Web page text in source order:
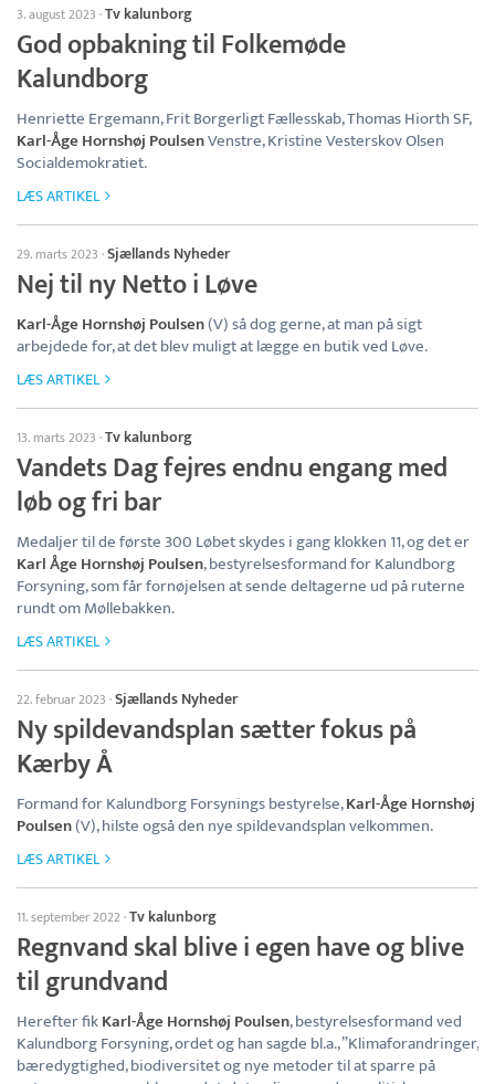
3. august 2023 ·Tv kalunborg
God opbakning til Folkemøde
Kalundborg
Henriette Ergemann, Frit Borgerligt Fællesskab, Thomas Hiorth SF,
Karl-Åge Hornshøj PoulsenVenstre, Kristine Vesterskov Olsen
Socialdemokratiet.
LÆS ARTIKEL
29. marts 2023 ·Sjællands Nyheder
Nej til ny Netto i Løve
Karl-Åge Hornshøj Poulsen(V) så dog gerne, at man på sigt
arbejdede for, at det blev muligt at lægge en butik ved Løve.
LÆS ARTIKEL
13. marts 2023 ·Tv kalunborg
Vandets Dag fejres endnu engang med
løb og fri bar
Medaljer til de første 300 Løbet skydes i gang klokken 11, og det er
Karl Åge Hornshøj Poulsen, bestyrelsesformand for Kalundborg
Forsyning, som får fornøjelsen at sende deltagerne ud på ruterne
rundt om Møllebakken.
LÆS ARTIKEL
22. februar 2023 ·Sjællands Nyheder
Ny spildevandsplan sætter fokus på
Kærby Å
Formand for Kalundborg Forsynings bestyrelse,Karl-Åge Hornshøj
Poulsen(V), hilste også den nye spildevandsplan velkommen.
LÆS ARTIKEL
11. september 2022·Tv kalunborg
Regnvand skal blive i egen have og blive
til grundvand
Herefter fikKarl-Åge Hornshøj Poulsen, bestyrelsesformand ved
Kalundborg Forsyning, ordet og han sagde bl.a., ”Klimaforandringer,
bæredygtighed, biodiversitet og nye metoder til at sparre på